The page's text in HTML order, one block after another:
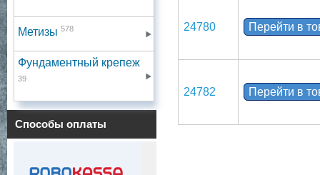
Метизы 578
Фундаментный крепеж
39
Способы оплаты
24780 Перейти в
24782 Перейти в